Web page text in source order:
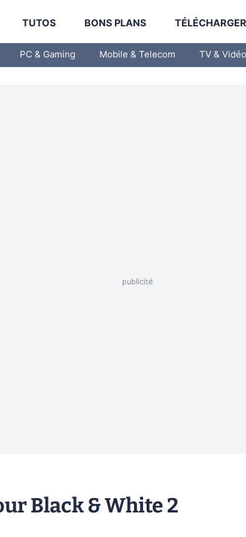
TUTOS BONS PLANS
PC & Gaming Mobile & Telecom TV & Vidéo
Black & White 2